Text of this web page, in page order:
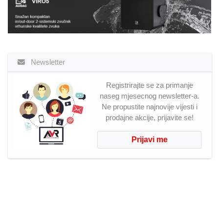
Newsletter
Registrirajte se za primanje
naseg mjesecnog newsletter-a.
Ne propustite najnovije vijesti i
prodajne akcije, prijavite se!
Prijavi me